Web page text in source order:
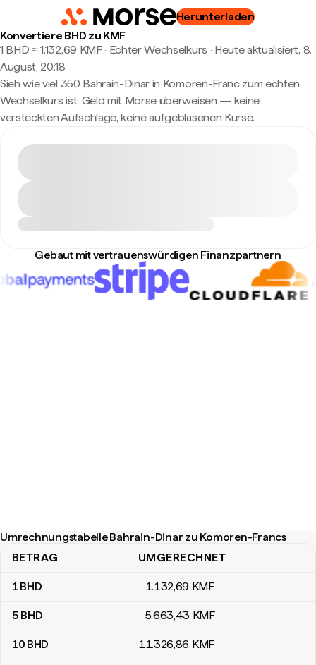
Herunterladen
Konvertiere BHD zu KMF
1 BHD ≈ 1.132,69 KMF · Echter Wechselkurs · Heute aktualisiert, 8.
August, 20:18
Sieh wie viel 350 Bahrain-Dinar in Komoren-Franc zum echten
Wechselkurs ist. Geld mit Morse überweisen — keine
versteckten Aufschläge, keine aufgeblasenen Kurse.
Gebaut mit vertrauenswürdigen Finanzpartnern
Umrechnungstabelle Bahrain-Dinar zu Komoren-Francs
Umrechnungstabelle Bahrain-Dinar zu Komoren-Francs
BETRAG UMGERECHNET
1BHD 1.132,69 KMF
5 BHD 5.663,43 KMF
10 BHD 11.326,86 KMF